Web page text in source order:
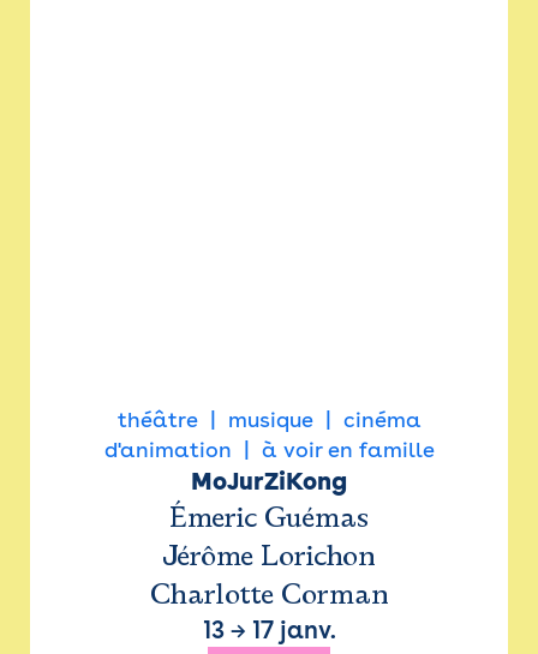
théâtre musique
cinéma
d'animation
à voir en famille
MoJurZiKong
Émeric Guémas
Jérôme Lorichon
Charlotte Corman
13→ 17 janv.